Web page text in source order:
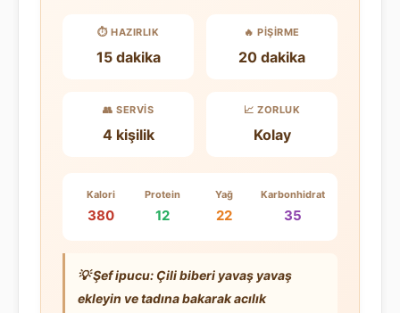
⏱️ HAZIRLIK
15 dakika
🔥 PIŞIRME
20 dakika
👥 SERVIS
4 kişilik
📈 ZORLUK
Kolay
Kalori
380
Protein
12
Yağ
22
Karbonhidrat
35
💡Şef ipucu: Çili biberi yavaş yavaş
ekleyin ve tadına bakarak acılık